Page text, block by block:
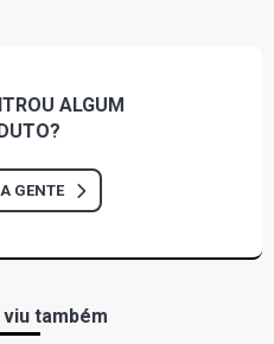
ALGUM
GENTE
também